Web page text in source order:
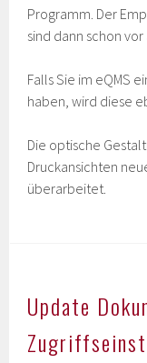
Programm. Der
sind dann schon vor
Falls Sie im eQMS
haben, wird diese
Die optische
Druckansichten
überarbeitet.
Update